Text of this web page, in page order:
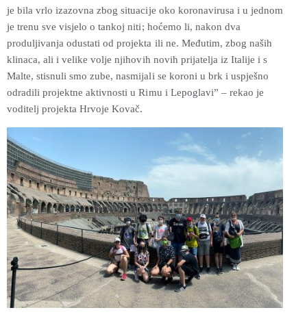
je bila vrlo izazovna zbog situacije oko koronavirusa i u jednom
je trenu sve visjelo o tankoj niti; hoćemo li, nakon dva
produljivanja odustati od projekta ili ne. Međutim, zbog naših
klinaca, ali i velike volje njihovih novih prijatelja iz Italije i s
Malte, stisnuli smo zube, nasmijali se koroni u brk i uspješno
odradili projektne aktivnosti u Rimu i Lepoglavi” – rekao je
voditelj projekta Hrvoje Kovač.